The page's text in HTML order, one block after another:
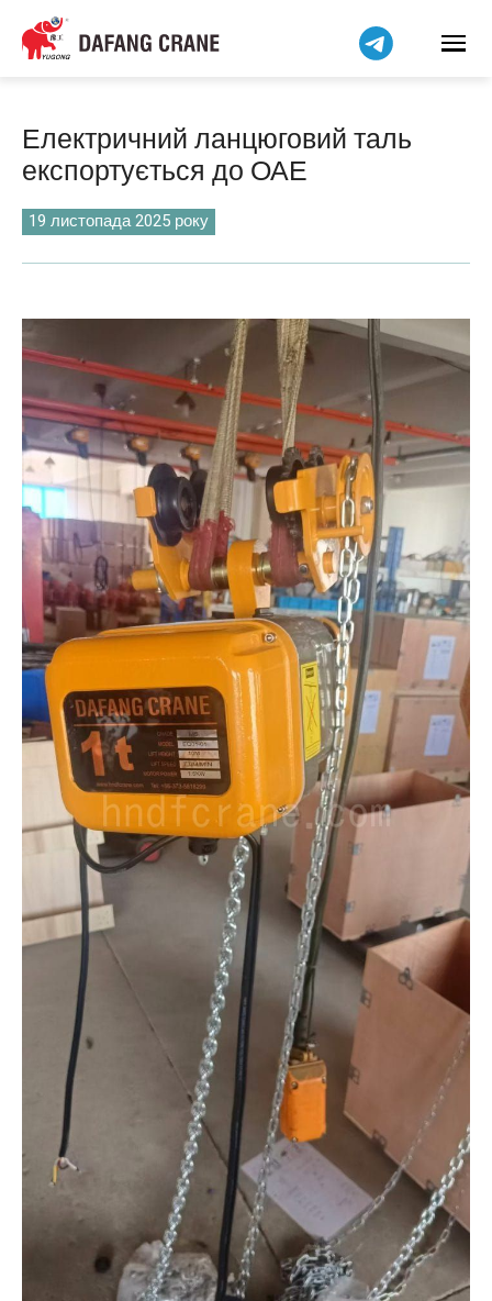
Електричний ланцюговий таль
експортується до ОАЕ
19 листопада 2025 року
हिन्दी
Bahasa Indonesia
简体中文
বাংলা
فارسی
Pilipino
Čeština
Беларуская мова
Kiswahili
Dansk
Norsk
O‘zbekcha